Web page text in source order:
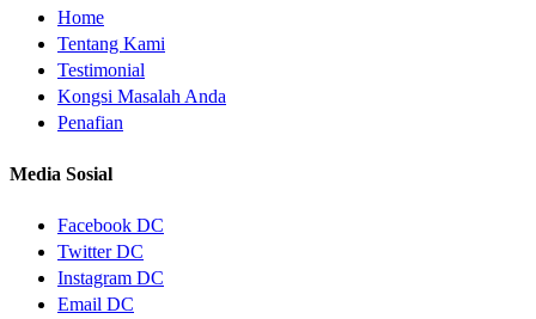
Home
Tentang Kami
Testimonial
Kongsi Masalah Anda
Penafian
Media Sosial
Facebook DC
Twitter DC
Instagram DC
Email DC